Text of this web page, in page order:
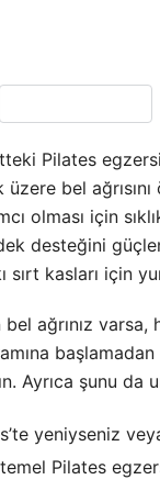
Pilates
üzere bel
olması için
desteğini
sırt kasları için
bel ağrınız
başlamadan
Ayrıca şunu da
yeniyseniz
Pilates